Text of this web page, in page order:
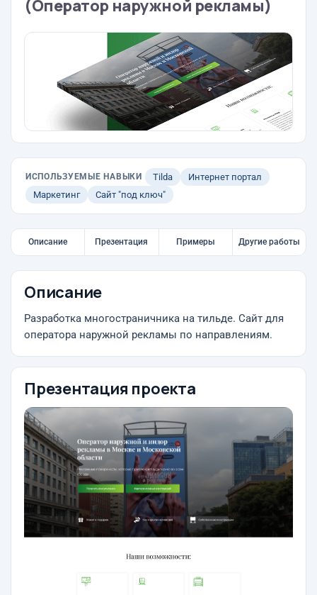
(Оператор наружной рекламы)
ИСПОЛЬЗУЕМЫЕ НАВЫКИ Tilda
Интернет портал
Маркетинг
Сайт "под ключ"
Описание Презентация Примеры Другие работы
Описание
Разработка многостраничника на тильде. Сайт для
оператора наружной рекламы по направлениям.
Презентация проекта